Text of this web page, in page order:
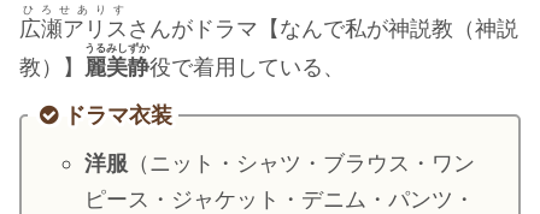
・木村拓哉（キムタク）
・佐藤健
・玉森裕太
岡田将生
永瀬廉
広瀬アリス
ひろせありす
さんがドラマ【なんで私が神説教（神説
教）】 麗美静
うるみしずか
役で着用している、
ドラマ衣装
洋服 （ニット・シャツ・ブラウス・ワン
ピース・ジャケット・デニム・パンツ・